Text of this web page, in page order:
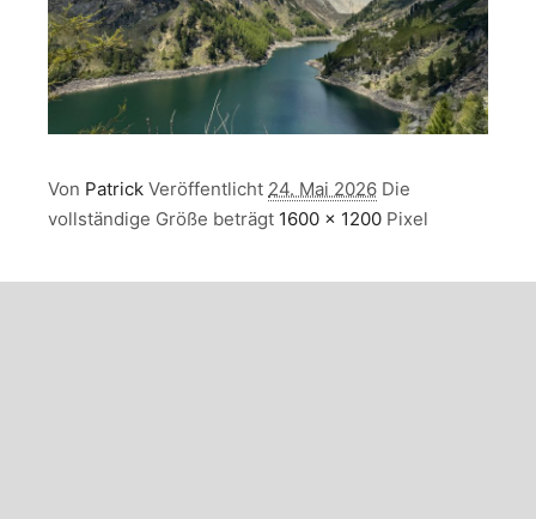
Von Patrick Veröffentlicht 24. Mai 2026 Die
vollständige Größe beträgt 1600 × 1200 Pixel